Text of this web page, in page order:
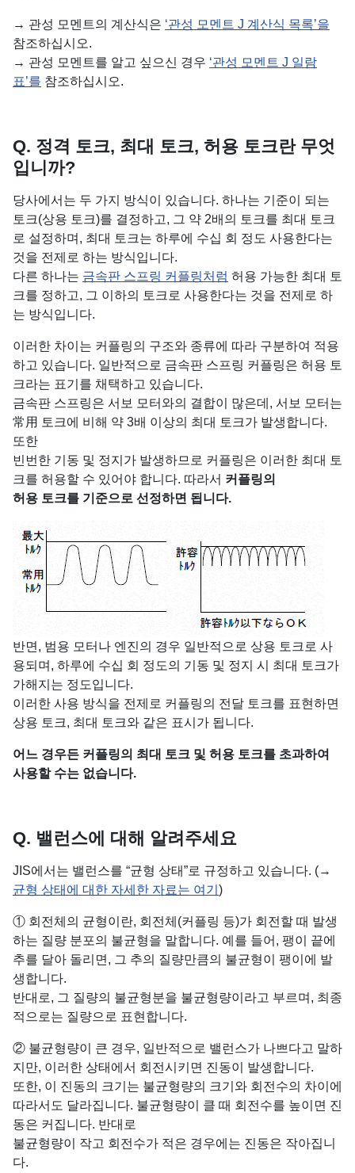
→ 관성 모멘트의 계산식은 ‘관성 모멘트 J 계산식 목록’을
참조하십시오.
→ 관성 모멘트를 알고 싶으신 경우 ‘관성 모멘트 J 일람
표’를 참조하십시오.
Q. 정격 토크, 최대 토크, 허용 토크란 무엇
입니까?
당사에서는 두 가지 방식이 있습니다. 하나는 기준이 되는
토크(상용 토크)를 결정하고, 그 약 2배의 토크를 최대 토크
로 설정하며, 최대 토크는 하루에 수십 회 정도 사용한다는
것을 전제로 하는 방식입니다.
다른 하나는 금속판 스프링 커플링처럼 허용 가능한 최대 토
크를 정하고, 그 이하의 토크로 사용한다는 것을 전제로 하
는 방식입니다.
이러한 차이는 커플링의 구조와 종류에 따라 구분하여 적용
하고 있습니다. 일반적으로 금속판 스프링 커플링은 허용 토
크라는 표기를 채택하고 있습니다.
금속판 스프링은 서보 모터와의 결합이 많은데, 서보 모터는
常用 토크에 비해 약 3배 이상의 최대 토크가 발생합니다.
또한
빈번한 기동 및 정지가 발생하므로 커플링은 이러한 최대 토
크를 허용할 수 있어야 합니다. 따라서 커플링의
허용 토크를 기준으로 선정하면 됩니다.
반면, 범용 모터나 엔진의 경우 일반적으로 상용 토크로 사
용되며, 하루에 수십 회 정도의 기동 및 정지 시 최대 토크가
가해지는 정도입니다.
이러한 사용 방식을 전제로 커플링의 전달 토크를 표현하면
상용 토크, 최대 토크와 같은 표시가 됩니다.
어느 경우든 커플링의 최대 토크 및 허용 토크를 초과하여
사용할 수는 없습니다.
Q. 밸런스에 대해 알려주세요
JIS에서는 밸런스를 “균형 상태”로 규정하고 있습니다. (→
균형 상태에 대한 자세한 자료는 여기 )
① 회전체의 균형이란, 회전체(커플링 등)가 회전할 때 발생
하는 질량 분포의 불균형을 말합니다. 예를 들어, 팽이 끝에
추를 달아 돌리면, 그 추의 질량만큼의 불균형이 팽이에 발
생합니다.
반대로, 그 질량의 불균형분을 불균형량이라고 부르며, 최종
적으로는 질량으로 표현합니다.
② 불균형량이 큰 경우, 일반적으로 밸런스가 나쁘다고 말하
지만, 이러한 상태에서 회전시키면 진동이 발생합니다.
또한, 이 진동의 크기는 불균형량의 크기와 회전수의 차이에
따라서도 달라집니다. 불균형량이 클 때 회전수를 높이면 진
동은 커집니다. 반대로
불균형량이 작고 회전수가 적은 경우에는 진동은 작아집니
다.